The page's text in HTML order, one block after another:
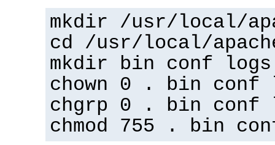
mkdir /usr/local/
cd /usr/local/
mkdir bin conf logs
chown 0 . bin conf
chgrp 0 . bin conf
chmod 755 . bin